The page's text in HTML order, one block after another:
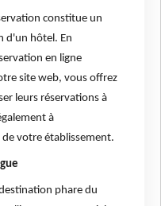
constitue un
d'un hôtel. En
en ligne
site web, vous offrez
leurs réservations à
à
votre établissement.
phare du